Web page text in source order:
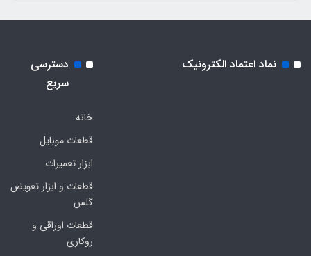
نماد اعتماد الکترونیک
دسترسی
سریع
خانه
قطعات موبایل
ابزار تعمیرات
قطعات و ابزار تعویض
گلس
قطعات اوراقی و
روکاری